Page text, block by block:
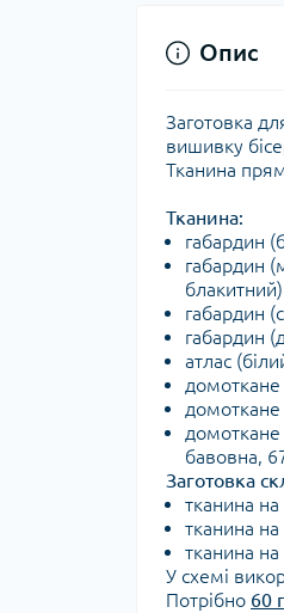
Опис
Заготовка
вишивку
Тканина
Тканина:
габардин
габардин
габардин
габардин
атлас
домоткане
домоткане
бавовна,
Заготовка
тканина на
тканина
тканина
У схемі
Потрібно 60